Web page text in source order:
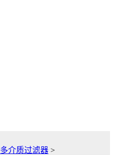
多介质过滤器 >